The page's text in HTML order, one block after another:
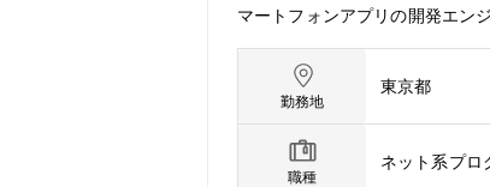
マートフォンアプリの開発エン
ypeScript・データベース：
構成：人員構成は下記になり
名、女性2名）：プロダクトグ
インフラ担当40代（男性1名）
支給いたします。・残業月10
勤務地
東京都
職種
ネット系プロ